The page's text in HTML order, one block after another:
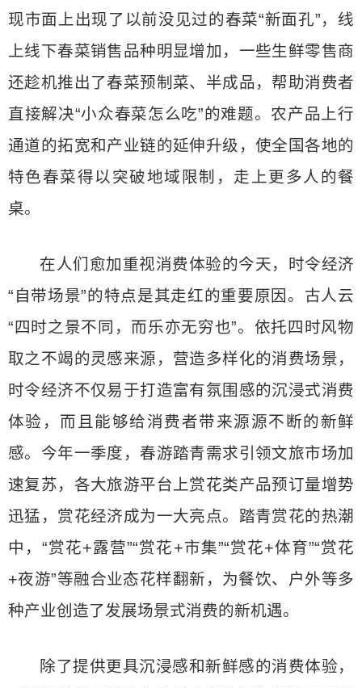
现市面上出现了以前没见过的春菜“新面孔”，线
上线下春菜销售品种明显增加，一些生鲜零售商
还趁机推出了春菜预制菜、半成品，帮助消费者
直接解决“小众春菜怎么吃”的难题。农产品上行
通道的拓宽和产业链的延伸升级，使全国各地的
特色春菜得以突破地域限制，走上更多人的餐
桌。
在人们愈加重视消费体验的今天，时令经济
“自带场景”的特点是其走红的重要原因。古人云
“四时之景不同，而乐亦无穷也”。依托四时风物
取之不竭的灵感来源，营造多样化的消费场景，
时令经济不仅易于打造富有氛围感的沉浸式消费
体验，而且能够给消费者带来源源不断的新鲜
感。今年一季度，春游踏青需求引领文旅市场加
速复苏，各大旅游平台上赏花类产品预订量增势
迅猛，赏花经济成为一大亮点。踏青赏花的热潮
中，“赏花+露营”“赏花+市集”“赏花+体育”“赏花
+夜游”等融合业态花样翻新，为餐饮、户外等多
种产业创造了发展场景式消费的新机遇。
除了提供更具沉浸感和新鲜感的消费体验，